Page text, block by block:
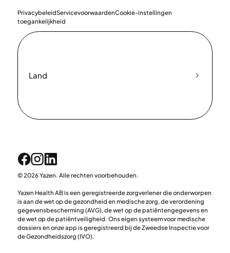
PrivacybeleidServicevoorwaardenCookie-instellingen
toegankelijkheid
Land
© 2026 Yazen. Alle rechten voorbehouden.
Yazen Health AB is een geregistreerde zorgverlener die onderworpen
is aan de wet op de gezondheid en medische zorg, de verordening
gegevensbescherming (AVG), de wet op de patiëntengegevens en
de wet op de patiëntveiligheid. Ons eigen systeem voor medische
dossiers en onze app is geregistreerd bij de Zweedse Inspectie voor
de Gezondheidszorg (IVO).